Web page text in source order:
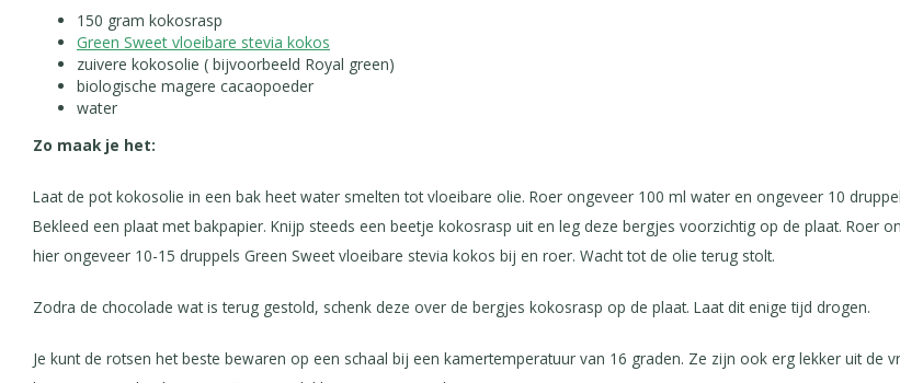
150 gram kokosrasp
Green Sweet vloeibare stevia kokos
zuivere kokosolie ( bijvoorbeeld Royal green)
biologische magere cacaopoeder
water
Zo maak je het:
Laat de pot kokosolie in een bak heet water smelten tot vloeibare olie. Roer ongeveer 100 ml water en ongeveer 10
Bekleed een plaat met bakpapier. Knijp steeds een beetje kokosrasp uit en leg deze bergjes voorzichtig op de plaat.
hier ongeveer 10-15 druppels Green Sweet vloeibare stevia kokos bij en roer. Wacht tot de olie terug stolt.
Zodra de chocolade wat is terug gestold, schenk deze over de bergjes kokosrasp op de plaat. Laat dit enige tijd drogen.
Je kunt de rotsen het beste bewaren op een schaal bij een kamertemperatuur van 16 graden. Ze zijn ook erg lekker uit de